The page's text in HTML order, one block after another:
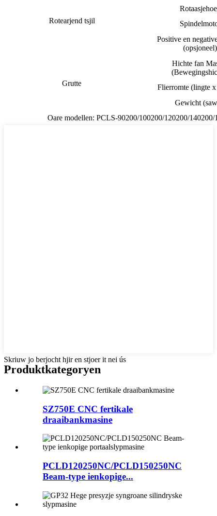
Rotearjend tsjil
Positive en
(opsjoneel)
Grutte
Hichte fan
Flierromte (lingte x
Gewicht
Oare modellen: PCLS-90200/100200/120200/
Skriuw jo berjocht hjir en stjoer it nei ús
Produktkategoryen
SZ750E CNC fertikale
draaibankmasine
PCLD120250NC/PCLD150250NC
Beam-type ienkopige...